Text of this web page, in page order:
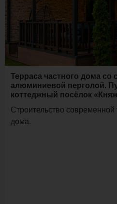
Терраса частного дома со
алюминиевой перголой.
коттеджный посёлок
Строительство современной
дома.